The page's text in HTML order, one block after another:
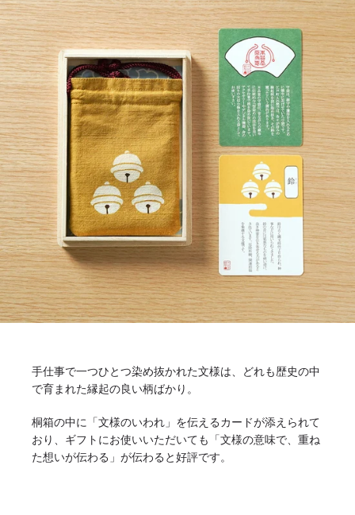
手仕事で一つひとつ染め抜かれた文様は、どれも歴史の中
で育まれた縁起の良い柄ばかり。
桐箱の中に「文様のいわれ」を伝えるカードが添えられて
おり、ギフトにお使いいただいても「文様の意味で、重ね
た想いが伝わる」が伝わると好評です。